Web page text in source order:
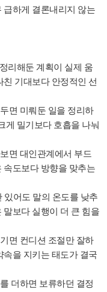
급하게 결론내리지 않는
리해둔 계획이 실제 움
기대보다 안정적인 선
면 미뤄둔 일을 정리하
게 밀기보다 호흡을 나눠
면 대인관계에서 부드
속도보다 방향을 맞추는
있어도 말의 온도를 낮추
말보다 실행이 더 큰 힘을
면 컨디션 조절만 잘하
속을 지키는 태도가 결국
더하면 보류하던 결정